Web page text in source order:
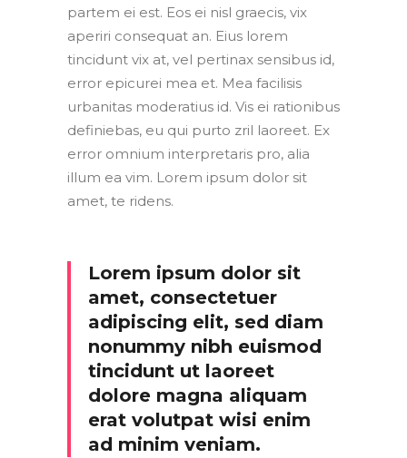
partem ei est. Eos ei nisl graecis, vix
aperiri consequat an. Eius lorem
tincidunt vix at, vel pertinax sensibus id,
error epicurei mea et. Mea facilisis
urbanitas moderatius id. Vis ei rationibus
definiebas, eu qui purto zril laoreet. Ex
error omnium interpretaris pro, alia
illum ea vim. Lorem ipsum dolor sit
amet, te ridens.
Lorem ipsum dolor sit
amet, consectetuer
adipiscing elit, sed diam
nonummy nibh euismod
tincidunt ut laoreet
dolore magna aliquam
erat volutpat wisi enim
ad minim veniam.